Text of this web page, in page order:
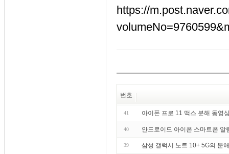
https://
번호
41 아이폰 프로 11 맥스 분해 동영
40 안드로이드 아이폰 스마트폰
39 삼성 갤럭시 노트 10+ 5G의 분